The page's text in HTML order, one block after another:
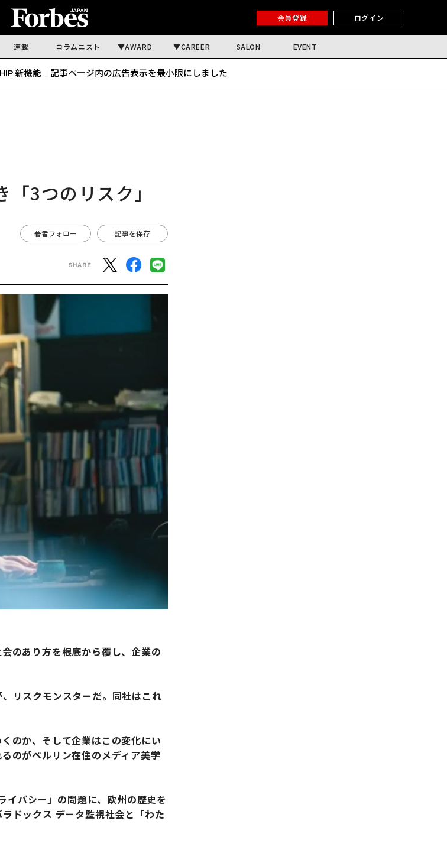
会員登録 ログイン
連載 コラムニスト AWARD CAREER SALON EVENT
新機能｜ 記事ページ内の広告表示を最小限にしました
3つのリスク」
著者フォロー 記事を保存
のあり方を根底から覆し、企業の
リスクモンスターだ。同社はこれ
のか、そして企業はこの変化にい
のがベルリン在住のメディア美学
イバシー」の問題に、欧州の歴史を
ドックス データ監視社会と「わた